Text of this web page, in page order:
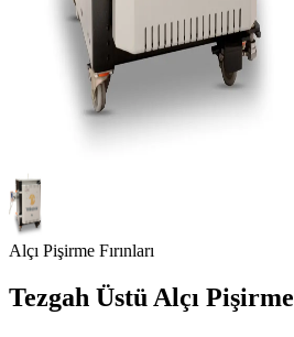
Alçı Pişirme Fırınları
Tezgah Üstü Alçı